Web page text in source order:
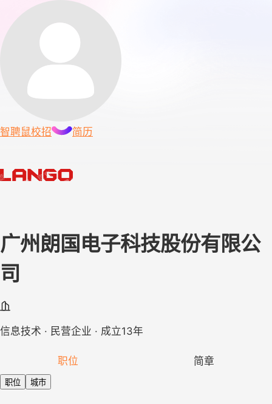
智聘鼠校招 简历
广州朗国电子科技股份有限公
司
信息技术 · 民营企业 · 成立13年
职位 简章
职位 城市